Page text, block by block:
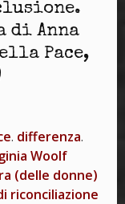
di Anna
Pace,
. differenza.
Woolf
(delle donne)
riconciliazione